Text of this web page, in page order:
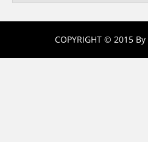
COPYRIGHT © 2015 By